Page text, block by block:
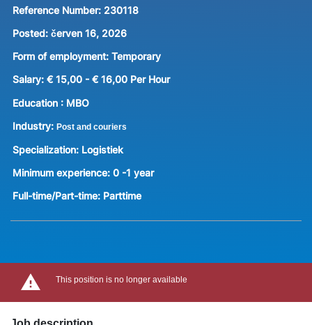
Reference Number: 230118
Posted: červen 16, 2026
Form of employment: Temporary
Salary: € 15,00 - € 16,00 Per Hour
Education : MBO
Industry: Post and couriers
Specialization: Logistiek
Minimum experience: 0 -1 year
Full-time/Part-time: Parttime
This position is no longer available